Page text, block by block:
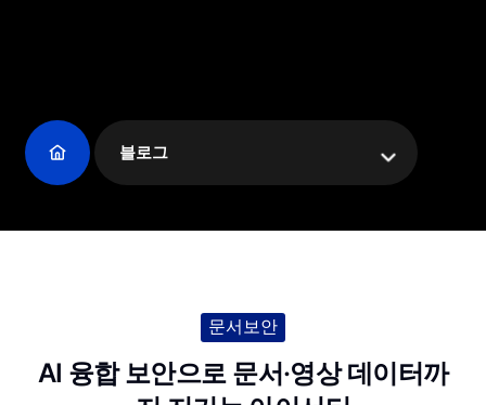
블로그
문서보안
AI 융합 보안으로 문서·영상 데이터까